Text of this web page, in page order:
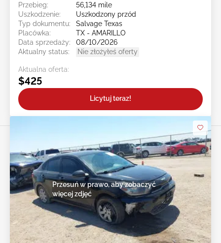
Przebieg:
56,134 mile
Uszkodzenie:
Uszkodzony przód
Typ dokumentu:
Salvage Texas
Placówka:
TX - AMARILLO
Data sprzedaży:
08/10/2026
Aktualny status:
Nie złożyłeś oferty
Aktualna oferta:
$425
Licytuj teraz!
Przesuń w prawo, aby zobaczyć
więcej zdjęć